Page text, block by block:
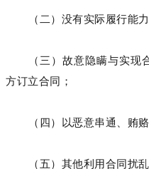
（二）没有实际履行能
（三）故意隐瞒与实
方订立合同；
（四）以恶意串通、贿
（五）其他利用合同扰